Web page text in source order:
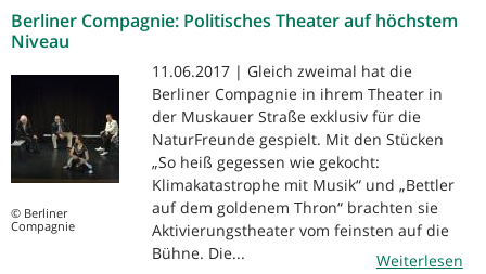
Berliner Compagnie: Politisches Theater auf höchstem
Niveau
© Berliner
Compagnie
11.06.2017 | Gleich zweimal hat die
Berliner Compagnie in ihrem Theater in
der Muskauer Straße exklusiv für die
NaturFreunde gespielt. Mit den Stücken
„So heiß gegessen wie gekocht:
Klimakatastrophe mit Musik“ und „Bettler
auf dem goldenem Thron“ brachten sie
Aktivierungstheater vom feinsten auf die
Bühne. Die...
Weiterlesen